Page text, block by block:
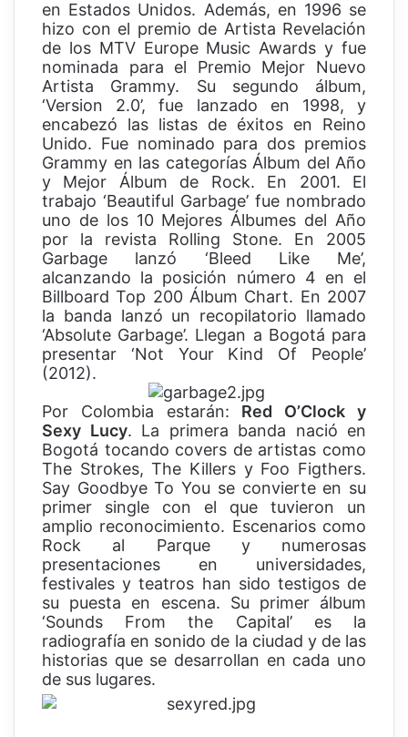
en Estados Unidos. Además, en 1996 se
hizo con el premio de Artista Revelación
de los MTV Europe Music Awards y fue
nominada para el Premio Mejor Nuevo
Artista Grammy. Su segundo álbum,
‘Version 2.0’, fue lanzado en 1998, y
encabezó las listas de éxitos en Reino
Unido. Fue nominado para dos premios
Grammy en las categorías Álbum del Año
y Mejor Álbum de Rock. En 2001. El
trabajo ‘Beautiful Garbage’ fue nombrado
uno de los 10 Mejores Álbumes del Año
por la revista Rolling Stone. En 2005
Garbage lanzó ‘Bleed Like Me’,
alcanzando la posición número 4 en el
Billboard Top 200 Álbum Chart. En 2007
la banda lanzó un recopilatorio llamado
‘Absolute Garbage’. Llegan a Bogotá para
presentar ‘Not Your Kind Of People’
(2012).
Por Colombia estarán: Red O’Clock y
Sexy Lucy. La primera banda nació en
Bogotá tocando covers de artistas como
The Strokes, The Killers y Foo Figthers.
Say Goodbye To You se convierte en su
primer single con el que tuvieron un
amplio reconocimiento. Escenarios como
Rock al Parque y numerosas
presentaciones en universidades,
festivales y teatros han sido testigos de
su puesta en escena. Su primer álbum
‘Sounds From the Capital’ es la
radiografía en sonido de la ciudad y de las
historias que se desarrollan en cada uno
de sus lugares.